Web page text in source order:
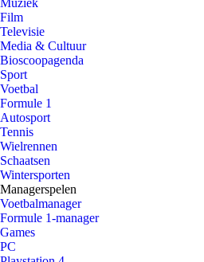
Muziek
Film
Televisie
Media & Cultuur
Bioscoopagenda
Sport
Voetbal
Formule 1
Autosport
Tennis
Wielrennen
Schaatsen
Wintersporten
Managerspelen
Voetbalmanager
Formule 1-manager
Games
PC